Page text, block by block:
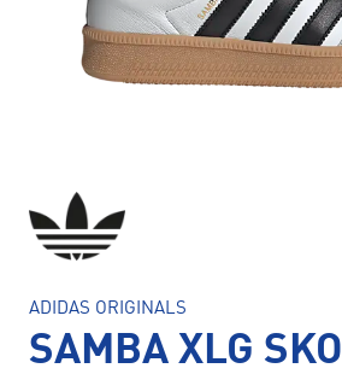
ADIDAS ORIGINALS
SAMBA XLG SKO